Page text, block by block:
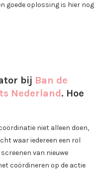
goede oplossing is hier nog
bij Ban de
Nederland. Hoe
niet alleen doen,
waar iedereen een rol
van nieuwe
coördineren op de actie